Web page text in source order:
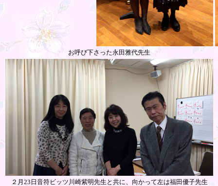
お呼び下さった永田雅代先生
２月23日音符ビッツ川崎紫明先生と共に、向かって左は福田優子先生